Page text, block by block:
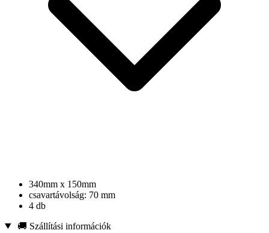
340mm x 150mm
csavartávolság: 70 mm
4 db
🚚 Szállítási információk